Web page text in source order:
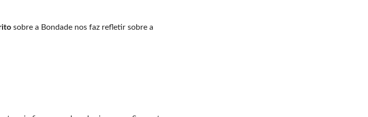
sobre a Bondade nos faz refletir sobre a